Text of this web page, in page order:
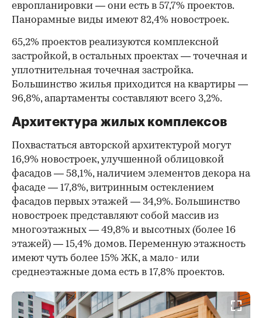
европланировки — они есть в 57,7% проектов.
Панорамные виды имеют 82,4% новостроек.
65,2% проектов реализуются комплексной
застройкой, в остальных проектах — точечная и
уплотнительная точечная застройка.
Большинство жилья приходится на квартиры —
96,8%, апартаменты составляют всего 3,2%.
Архитектура жилых комплексов
Похвастаться авторской архитектурой могут
16,9% новостроек, улучшенной облицовкой
фасадов — 58,1%, наличием элементов декора на
фасаде — 17,8%, витринным остеклением
фасадов первых этажей — 34,9%. Большинство
новостроек представляют собой массив из
многоэтажных — 49,8% и высотных (более 16
этажей) — 15,4% домов. Переменную этажность
имеют чуть более 15% ЖК, а мало- или
среднеэтажные дома есть в 17,8% проектов.